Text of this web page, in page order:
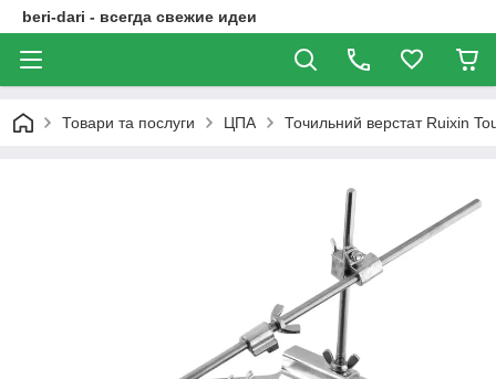
beri-dari - всегда свежие идеи
Товари та послуги ЦПА Точильний верстат Ruixin